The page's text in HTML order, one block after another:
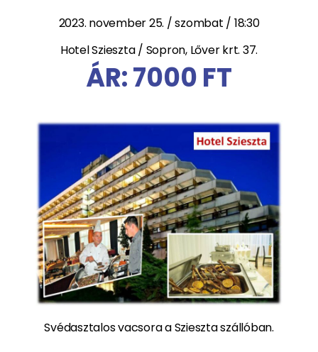
2023. november 25. / szombat / 18:30
Hotel Szieszta / Sopron, Lőver krt. 37.
ÁR: 7000 FT
Svédasztalos vacsora a Szieszta szállóban.